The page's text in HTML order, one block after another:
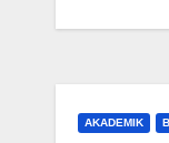
AKADEMIK